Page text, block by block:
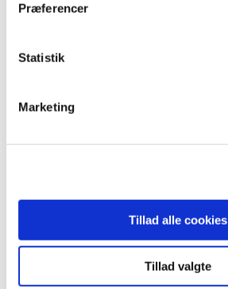
Præferencer
Statistik
Marketing
Tillad alle cookies
Tillad valgte
2010 (7)
2008 (8)